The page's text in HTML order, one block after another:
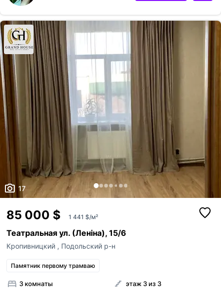
ринок, магазини, аптеки; - в шаговій доступності школи і садочки; -
чистий та охайний підїзд; - білябудинку великий затишний двір,
паркувальні місця, зони відпочинку, дитячий майданчик. Запрошуємо
на перегляд цієї затишної квартири! Телефонуйте. № 213-2...
17
85 000 $ 1 441 $/м²
Театральная ул. (Леніна), 15/6
Кропивницкий , Подольский р-н
Памятник первому трамваю
3 комнаты
этаж 3 из 3